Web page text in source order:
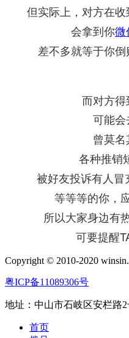
但实际上，对方在收
会拿到你微
差不多就等于你倒
而对方得
可能会
曾莫
各种推销
被好友投诉有人
等等等的你，
所以大家身边有
可要提醒
Copyright © 2010-2020
粤ICP备11089306号
地址：中山市石岐区安栏路
首页